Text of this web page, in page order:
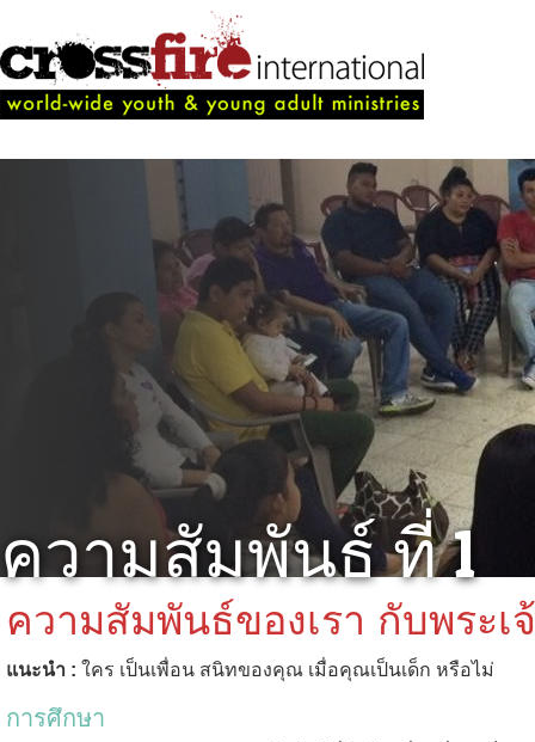
ความสัมพันธ์ ที่ 1
ความสัมพันธ์ของเรา กับพระเ
แนะนำ : ใคร เป็นเพื่อน สนิทของคุณ เมื่อคุณเป็นเด็ก หรือไม่
การศึกษา